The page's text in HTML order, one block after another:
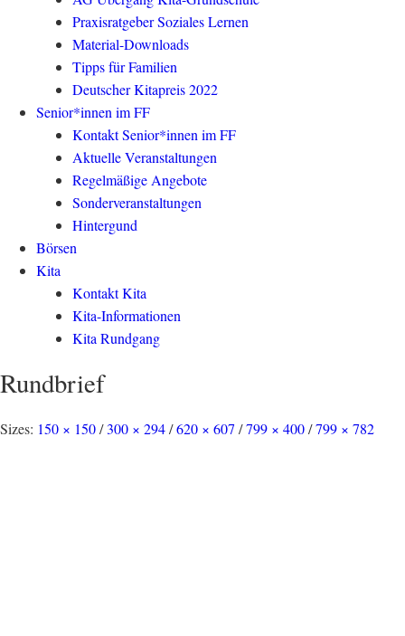
Praxisratgeber Soziales Lernen
Material-Downloads
Tipps für Familien
Deutscher Kitapreis 2022
Senior*innen im FF
Kontakt Senior*innen im FF
Aktuelle Veranstaltungen
Regelmäßige Angebote
Sonderveranstaltungen
Hintergund
Börsen
Kita
Kontakt Kita
Kita-Informationen
Kita Rundgang
Rundbrief
Sizes: 150 × 150/300 × 294/620 × 607 /799 × 400/799 × 782